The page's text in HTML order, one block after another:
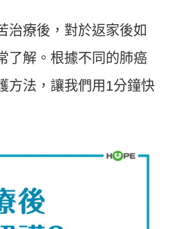
治療後，對於返家後如
了解。根據不同的肺癌
方法，讓我們用1分鐘快